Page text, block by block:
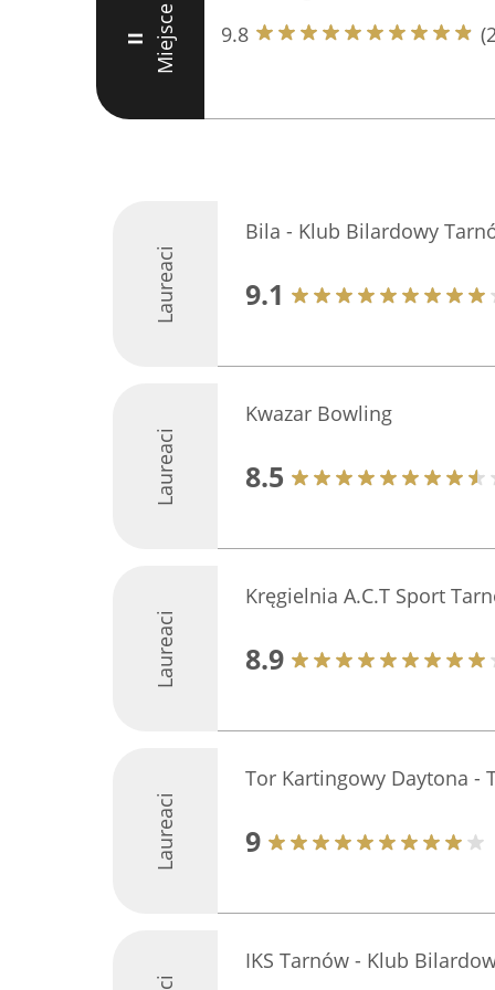
II Miejsce
9.8
Laureaci
Bila - Klub Bilardowy
9.1
Laureaci
Kwazar Bowling
8.5
Laureaci
Kręgielnia A.C.T Sport
8.9
Laureaci
Tor Kartingowy Daytona -
9
IKS Tarnów - Klub